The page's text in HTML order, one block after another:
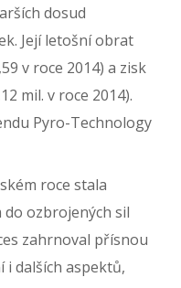
dosud
Její letošní obrat
v roce 2014) a zisk
mil. v roce 2014).
Pyro-Technology
roce stala
ozbrojených sil
zahrnoval přísnou
i dalších aspektů,